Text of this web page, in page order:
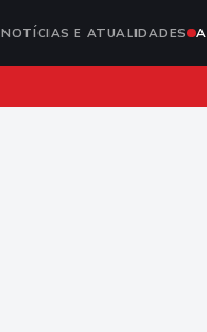
NOTÍCIAS E ATUALIDADES